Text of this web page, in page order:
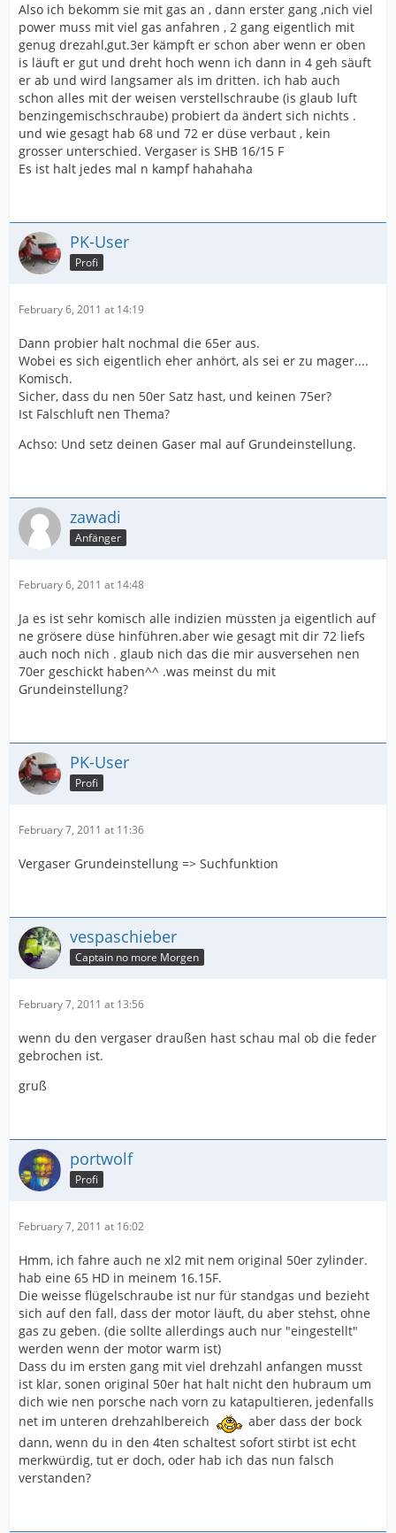
Also ich bekomm sie mit gas an , dann erster gang ,nich viel
power muss mit viel gas anfahren , 2 gang eigentlich mit
genug drezahl,gut.3er kämpft er schon aber wenn er oben
is läuft er gut und dreht hoch wenn ich dann in 4 geh säuft
er ab und wird langsamer als im dritten. ich hab auch
schon alles mit der weisen verstellschraube (is glaub luft
benzingemischschraube) probiert da ändert sich nichts .
und wie gesagt hab 68 und 72 er düse verbaut , kein
grosser unterschied. Vergaser is SHB 16/15 F
Es ist halt jedes mal n kampf hahahaha
PK-User
Profi
February 6, 2011 at 14:19
Dann probier halt nochmal die 65er aus.
Wobei es sich eigentlich eher anhört, als sei er zu mager....
Komisch.
Sicher, dass du nen 50er Satz hast, und keinen 75er?
Ist Falschluft nen Thema?
Achso: Und setz deinen Gaser mal auf Grundeinstellung.
zawadi
Anfänger
February 6, 2011 at 14:48
Ja es ist sehr komisch alle indizien müssten ja eigentlich auf
ne grösere düse hinführen.aber wie gesagt mit dir 72 liefs
auch noch nich . glaub nich das die mir ausversehen nen
70er geschickt haben^^ .was meinst du mit
Grundeinstellung?
PK-User
Profi
February 7, 2011 at 11:36
Vergaser Grundeinstellung => Suchfunktion
vespaschieber
Captain no more Morgen
February 7, 2011 at 13:56
wenn du den vergaser draußen hast schau mal ob die feder
gebrochen ist.
gruß
portwolf
Profi
February 7, 2011 at 16:02
Hmm, ich fahre auch ne xl2 mit nem original 50er zylinder.
hab eine 65 HD in meinem 16.15F.
Die weisse flügelschraube ist nur für standgas und bezieht
sich auf den fall, dass der motor läuft, du aber stehst, ohne
gas zu geben. (die sollte allerdings auch nur "eingestellt"
werden wenn der motor warm ist)
Dass du im ersten gang mit viel drehzahl anfangen musst
ist klar, sonen original 50er hat halt nicht den hubraum um
dich wie nen porsche nach vorn zu katapultieren, jedenfalls
net im unteren drehzahlbereich
aber dass der bock
dann, wenn du in den 4ten schaltest sofort stirbt ist echt
merkwürdig, tut er doch, oder hab ich das nun falsch
verstanden?